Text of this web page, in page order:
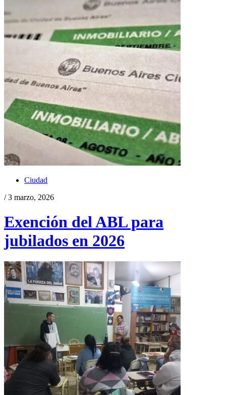
Ciudad
/ 3 marzo, 2026
Exención del ABL para
jubilados en 2026